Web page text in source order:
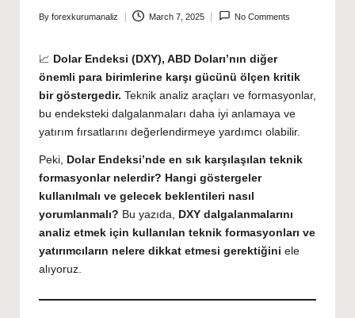
Posted
By forexkurumanaliz March 7, 2025 No Comments
📈 Dolar Endeksi (DXY), ABD Doları’nın diğer
önemli para birimlerine karşı gücünü ölçen kritik
bir göstergedir. Teknik analiz araçları ve formasyonlar,
bu endeksteki dalgalanmaları daha iyi anlamaya ve
yatırım fırsatlarını değerlendirmeye yardımcı olabilir.
Peki, Dolar Endeksi’nde en sık karşılaşılan teknik
formasyonlar nelerdir? Hangi göstergeler
kullanılmalı ve gelecek beklentileri nasıl
yorumlanmalı? Bu yazıda, DXY dalgalanmalarını
analiz etmek için kullanılan teknik formasyonları ve
yatırımcıların nelere dikkat etmesi gerektiğini ele
alıyoruz.